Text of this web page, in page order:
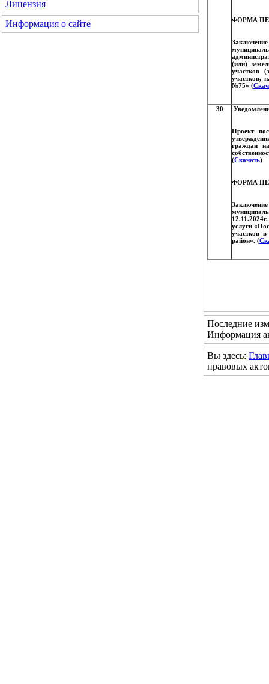
Лицензия
Информация о сайте
ФОРМА
(или)
участков
участков,
№75» (
30
Проект
граждан
(Скачать)
ФОРМА
услуги
участков в
район». (
Последние
Информация
Вы здесь:
правовых